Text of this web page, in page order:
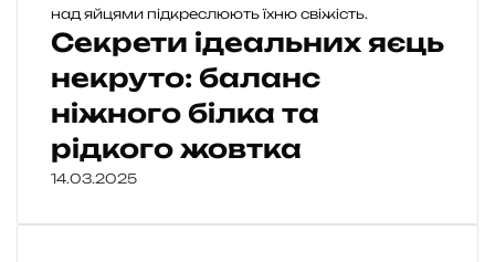
Секрети ідеальних яєць
некруто: баланс
ніжного білка та
рідкого жовтка
14.03.2025